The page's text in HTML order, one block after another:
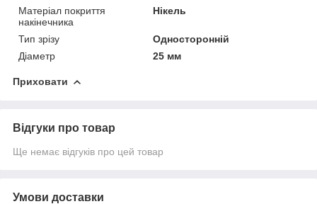
Матеріал покриття
накінечника
Нікель
Тип зрізу
Односторонній
Діаметр
25 мм
Приховати
Відгуки про товар
Ще немає відгуків про цей товар
Умови доставки